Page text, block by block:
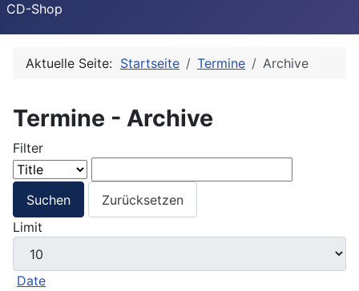
CD-Shop
Aktuelle Seite: Startseite Termine Archive
Termine - Archive
Filter
Suchen
Zurücksetzen
Limit
Date